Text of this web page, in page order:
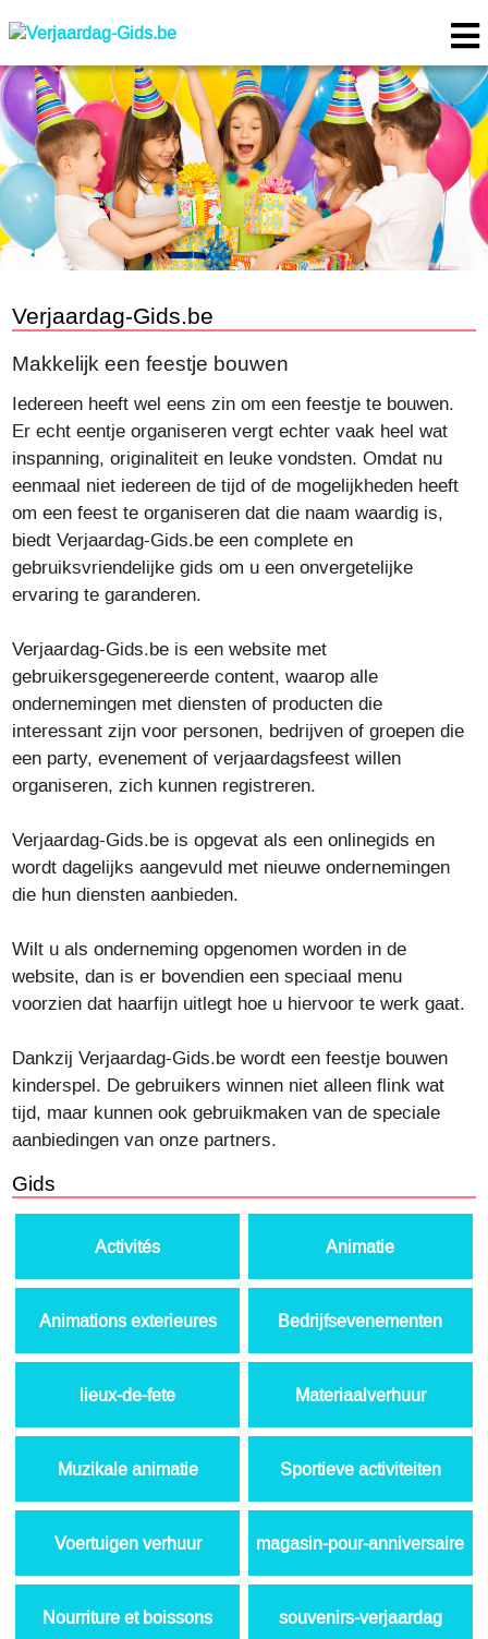
Verjaardag-Gids.be
Makkelijk een feestje bouwen
Iedereen heeft wel eens zin om een feestje te bouwen.
Er echt eentje organiseren vergt echter vaak heel wat
inspanning, originaliteit en leuke vondsten. Omdat nu
eenmaal niet iedereen de tijd of de mogelijkheden heeft
om een feest te organiseren dat die naam waardig is,
biedt Verjaardag-Gids.be een complete en
gebruiksvriendelijke gids om u een onvergetelijke
ervaring te garanderen.
Verjaardag-Gids.be is een website met
gebruikersgegenereerde content, waarop alle
ondernemingen met diensten of producten die
interessant zijn voor personen, bedrijven of groepen die
een party, evenement of verjaardagsfeest willen
organiseren, zich kunnen registreren.
Verjaardag-Gids.be is opgevat als een onlinegids en
wordt dagelijks aangevuld met nieuwe ondernemingen
die hun diensten aanbieden.
Wilt u als onderneming opgenomen worden in de
website, dan is er bovendien een speciaal menu
voorzien dat haarfijn uitlegt hoe u hiervoor te werk gaat.
Dankzij Verjaardag-Gids.be wordt een feestje bouwen
kinderspel. De gebruikers winnen niet alleen flink wat
tijd, maar kunnen ook gebruikmaken van de speciale
aanbiedingen van onze partners.
Gids
Activités Animatie
Animations exterieures Bedrijfsevenementen
lieux-de-fete Materiaalverhuur
Muzikale animatie Sportieve activiteiten
Voertuigen verhuur magasin-pour-anniversaire
Nourriture et boissons souvenirs-verjaardag